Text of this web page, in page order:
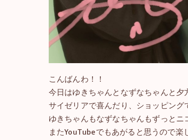
こんばんわ！！
今日はゆきちゃんとなずなちゃんと
サイゼリアで喜んだり、ショッピン
ゆきちゃんもなずなちゃんもずっと
またYouTubeでもあがると思うので